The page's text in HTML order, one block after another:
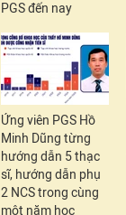
PGS đến nay
Ứng viên PGS Hồ
Minh Dũng từng
hướng dẫn 5 thạc
sĩ, hướng dẫn phụ
2 NCS trong cùng
một năm học